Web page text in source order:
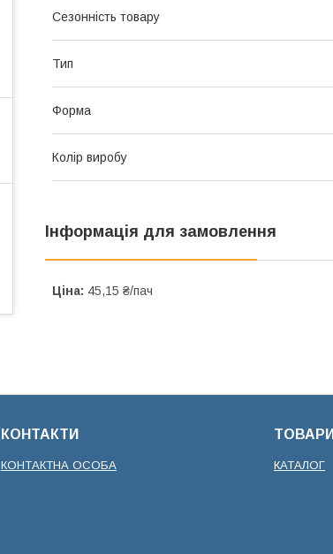
Сезонність товару
Тип
Форма
Колір виробу
Інформація для замовлення
Ціна: 45,15 ₴/пач
КОНТАКТИ
КОНТАКТНА ОСОБА
ТОВАРИ
КАТАЛОГ